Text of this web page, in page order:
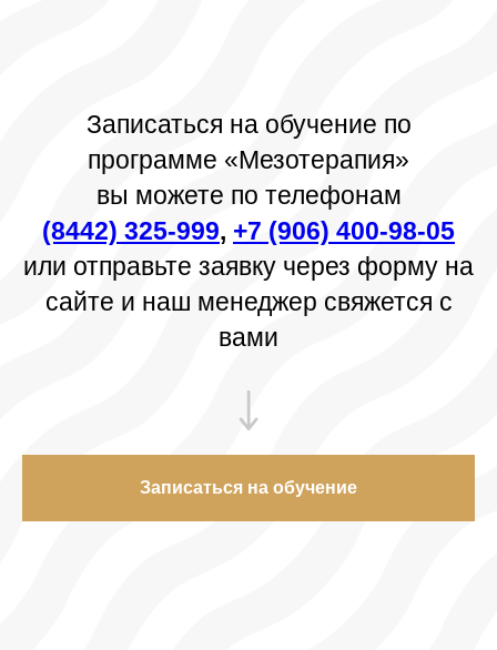
Записаться на обучение по
программе «Мезотерапия»
вы можете по телефонам
(8442) 325-999, +7 (906) 400-98-05
или отправьте заявку через форму на
сайте и наш менеджер свяжется с
вами
Записаться на обучение